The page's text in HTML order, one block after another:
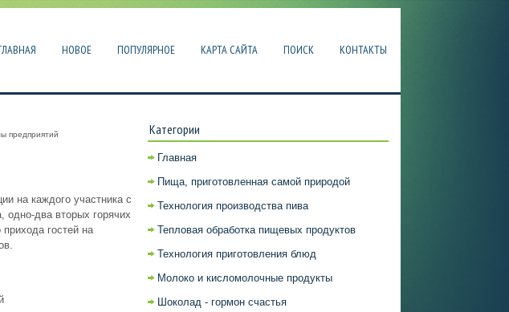
НОВОЕ ПОПУЛЯРНОЕ КАРТА САЙТА ПОИСК КОНТАКТЫ
предприятий
на каждого участника с
одно-два вторых горячих
гостей на
Категории
Главная
Пища, приготовленная самой природой
Технология производства пива
Тепловая обработка пищевых продуктов
Технология приготовления блюд
Молоко и кисломолочные продукты
Шоколад - гормон счастья